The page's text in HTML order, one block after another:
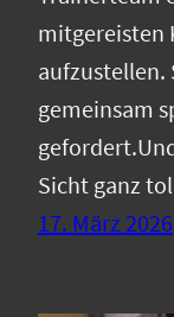
mitgereisten
aufzustellen.
gemeinsam
Sicht ganz
17. März 2026